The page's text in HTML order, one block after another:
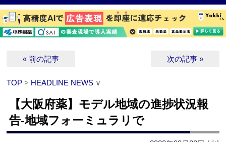
« 前の記事 次の記事 »
TOP > HEADLINE NEWS ∨
【大阪府薬】モデル地域の進捗状況報
告‐地域フォーミュラリで